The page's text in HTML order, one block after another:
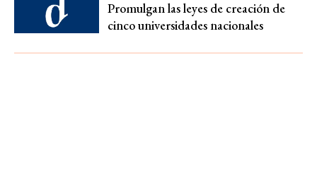
Promulgan las leyes de creación de
cinco universidades nacionales